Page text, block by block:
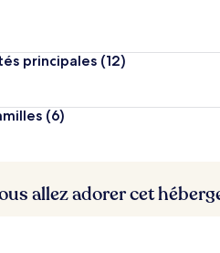
principales (12)
(6)
allez adorer cet